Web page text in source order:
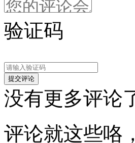
验证码
没有更多评论
评论就这些咯